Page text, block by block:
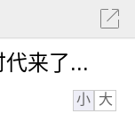
来了...
小 大